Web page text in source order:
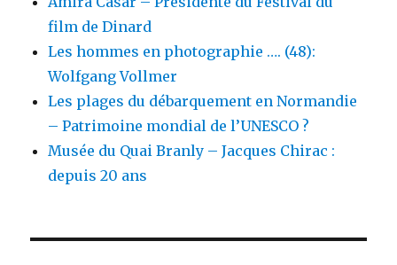
film de Dinard
Les hommes en photographie …. (48):
Wolfgang Vollmer
Les plages du débarquement en Normandie
– Patrimoine mondial de l’UNESCO ?
Musée du Quai Branly – Jacques Chirac :
depuis 20 ans